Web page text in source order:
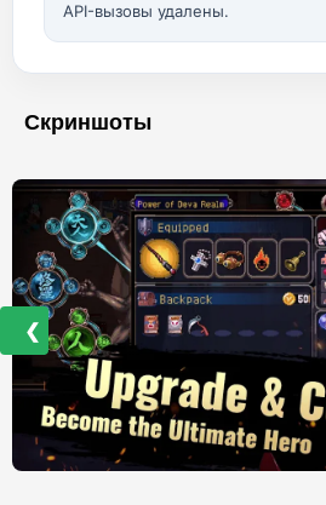
API-вызовы удалены.
Скриншоты
❮